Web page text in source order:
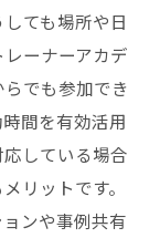
ても場所や日
ーナーアカデ
でも参加でき
間を有効活用
している場合
リットです。
ンや事例共有